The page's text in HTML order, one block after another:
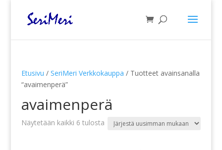
Etusivu / SeriMeri Verkkokauppa / Tuotteet avainsanalla
“avaimenperä”
avaimenperä
Näytetään kaikki 6 tulostaSorted